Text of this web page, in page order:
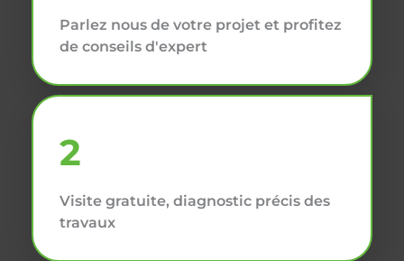
Parlez nous de votre projet et profitez
de conseils d'expert
2
Visite gratuite, diagnostic précis des
travaux